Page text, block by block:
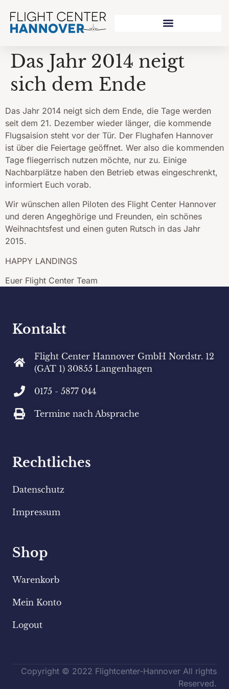
Das Jahr 2014 neigt
sich dem Ende
Das Jahr 2014 neigt sich dem Ende, die Tage werden
seit dem 21. Dezember wieder länger, die kommende
Flugsaision steht vor der Tür. Der Flughafen Hannover
ist über die Feiertage geöffnet. Wer also die kommenden
Tage fliegerrisch nutzen möchte, nur zu. Einige
Nachbarplätze haben den Betrieb etwas eingeschrenkt,
informiert Euch vorab.
Wir wünschen allen Piloten des Flight Center Hannover
und deren Angeghörige und Freunden, ein schönes
Weihnachtsfest und einen guten Rutsch in das Jahr
2015.
HAPPY LANDINGS
Euer Flight Center Team
Kontakt
Flight Center Hannover GmbH Nordstr. 12
(GAT 1) 30855 Langenhagen
0175 - 5877 044
Termine nach Absprache
Rechtliches
Datenschutz
Impressum
Shop
Warenkorb
Mein Konto
Logout
Copyright © 2022 Flightcenter-Hannover All rights
Reserved.